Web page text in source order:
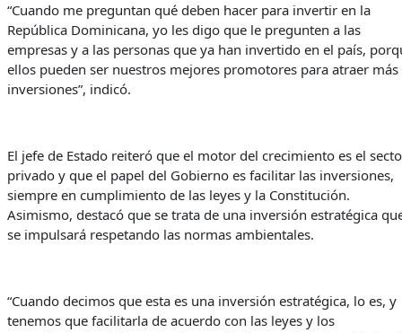
“Cuando me preguntan qué deben hacer para invertir en la
República Dominicana, yo les digo que le pregunten a las
empresas y a las personas que ya han invertido en el país,
ellos pueden ser nuestros mejores promotores para atraer más
inversiones”, indicó.
El jefe de Estado reiteró que el motor del crecimiento es el
privado y que el papel del Gobierno es facilitar las inversiones,
siempre en cumplimiento de las leyes y la Constitución.
Asimismo, destacó que se trata de una inversión estratégica
se impulsará respetando las normas ambientales.
“Cuando decimos que esta es una inversión estratégica, lo es, y
tenemos que facilitarla de acuerdo con las leyes y los